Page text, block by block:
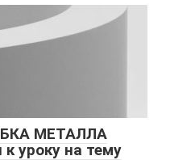
МЕТАЛЛА
к уроку на тему